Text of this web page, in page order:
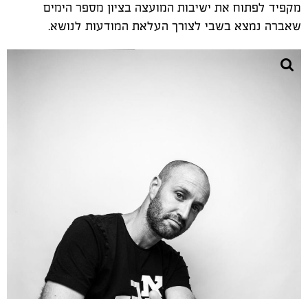
מקפיד לפתוח את ישיבות המועצה בציון מספר הימים
שאברה נמצא בשבי לצורך העלאת המודעות לנושא.